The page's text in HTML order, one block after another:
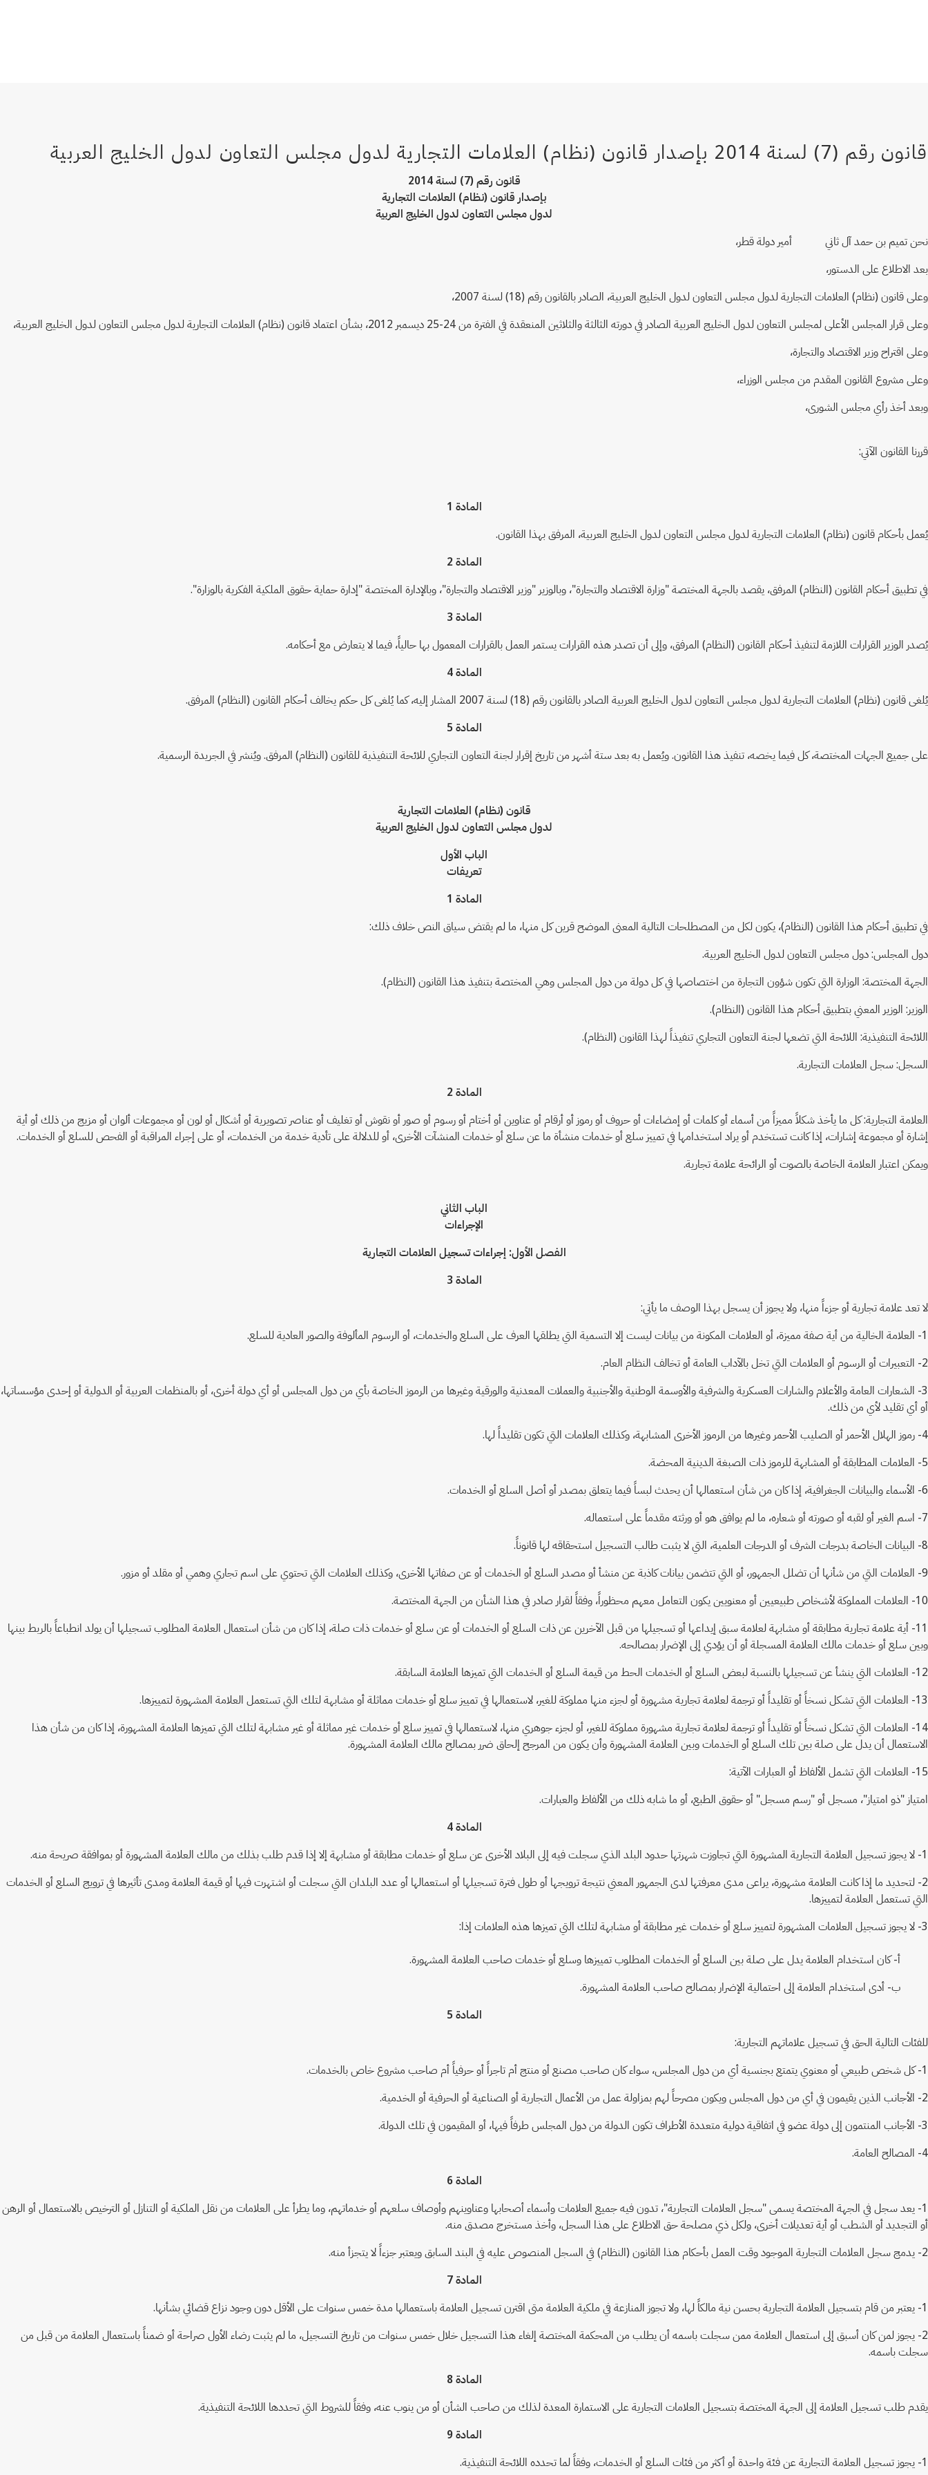
قانون رقم (7) لسنة 2014
بإصدار قانون (نظام) العلامات التجارية
لدول مجلس التعاون لدول الخليج العربية
نحن تميم بن حمد آل ثاني أمير دولة قطر،
بعد الاطلاع على الدستور،
وعلى قانون (نظام) العلامات التجارية لدول مجلس التعاون لدول الخليج العربية، الصادر بالقانون رقم (18) لسنة 2007،
وعلى قرار المجلس الأعلى لمجلس التعاون لدول الخليج العربية الصادر في دورته الثالثة والثلاثين المنعقدة في الفترة من 24-25 ديسمبر 2012، بشأن اعتماد قانون (نظام) العلامات التجارية لدول مجلس التعاون لدول الخليج العربية،
وعلى اقتراح وزير الاقتصاد والتجارة،
وعلى مشروع القانون المقدم من مجلس الوزراء،
وبعد أخذ رأي مجلس الشورى،
قررنا القانون الآتي:
المادة 1
يُعمل بأحكام قانون (نظام) العلامات التجارية لدول مجلس التعاون لدول الخليج العربية، المرفق بهذا القانون.
المادة 2
في تطبيق أحكام القانون (النظام) المرفق، يقصد بالجهة المختصة "وزارة الاقتصاد والتجارة"، وبالوزير "وزير الاقتصاد والتجارة"، وبالإدارة المختصة "إدارة حماية حقوق الملكية الفكرية بالوزارة".
المادة 3
يُصدر الوزير القرارات اللازمة لتنفيذ أحكام القانون (النظام) المرفق، وإلى أن تصدر هذه القرارات يستمر العمل بالقرارات المعمول بها حالياً، فيما لا يتعارض مع أحكامه.
المادة 4
يُلغى قانون (نظام) العلامات التجارية لدول مجلس التعاون لدول الخليج العربية الصادر بالقانون رقم (18) لسنة 2007 المشار إليه، كما يُلغى كل حكم يخالف أحكام القانون (النظام) المرفق.
المادة 5
على جميع الجهات المختصة، كل فيما يخصه، تنفيذ هذا القانون. ويُعمل به بعد ستة أشهر من تاريخ إقرار لجنة التعاون التجاري للائحة التنفيذية للقانون (النظام) المرفق. ويُنشر في الجريدة الرسمية.
قانون (نظام) العلامات التجارية
لدول مجلس التعاون لدول الخليج العربية
الباب الأول
تعريفات
المادة 1
في تطبيق أحكام هذا القانون (النظام)، يكون لكل من المصطلحات التالية المعنى الموضح قرين كل منها، ما لم يقتض سياق النص خلاف ذلك:
دول المجلس: دول مجلس التعاون لدول الخليج العربية.
الجهة المختصة: الوزارة التي تكون شؤون التجارة من اختصاصها في كل دولة من دول المجلس وهي المختصة بتنفيذ هذا القانون (النظام).
الوزير: الوزير المعني بتطبيق أحكام هذا القانون (النظام).
اللائحة التنفيذية: اللائحة التي تضعها لجنة التعاون التجاري تنفيذاً لهذا القانون (النظام).
السجل: سجل العلامات التجارية.
المادة 2
العلامة التجارية: كل ما يأخذ شكلاً مميزاً من أسماء أو كلمات أو إمضاءات أو حروف أو رموز أو أرقام أو عناوين أو أختام أو رسوم أو صور أو نقوش أو تغليف أو عناصر تصويرية أو أشكال أو لون أو مجموعات ألوان أو مزيج من ذلك أو أية
إشارة أو مجموعة إشارات، إذا كانت تستخدم أو يراد استخدامها في تمييز سلع أو خدمات منشأة ما عن سلع أو خدمات المنشآت الأخرى، أو للدلالة على تأدية خدمة من الخدمات، أو على إجراء المراقبة أو الفحص للسلع أو الخدمات.
ويمكن اعتبار العلامة الخاصة بالصوت أو الرائحة علامة تجارية.
الباب الثاني
الإجراءات
الفصل الأول: إجراءات تسجيل العلامات التجارية
المادة 3
لا تعد علامة تجارية أو جزءاً منها، ولا يجوز أن يسجل بهذا الوصف ما يأتي:
1- العلامة الخالية من أية صفة مميزة، أو العلامات المكونة من بيانات ليست إلا التسمية التي يطلقها العرف على السلع والخدمات، أو الرسوم المألوفة والصور العادية للسلع.
2- التعبيرات أو الرسوم أو العلامات التي تخل بالآداب العامة أو تخالف النظام العام.
3- الشعارات العامة والأعلام والشارات العسكرية والشرفية والأوسمة الوطنية والأجنبية والعملات المعدنية والورقية وغيرها من الرموز الخاصة بأي من دول المجلس أو أي دولة أخرى، أو بالمنظمات العربية أو الدولية أو إحدى مؤسساتها،
أو أي تقليد لأي من ذلك.
4- رموز الهلال الأحمر أو الصليب الأحمر وغيرها من الرموز الأخرى المشابهة، وكذلك العلامات التي تكون تقليداً لها.
5- العلامات المطابقة أو المشابهة للرموز ذات الصبغة الدينية المحضة.
6- الأسماء والبيانات الجغرافية، إذا كان من شأن استعمالها أن يحدث لبساً فيما يتعلق بمصدر أو أصل السلع أو الخدمات.
7- اسم الغير أو لقبه أو صورته أو شعاره، ما لم يوافق هو أو ورثته مقدماً على استعماله.
8- البيانات الخاصة بدرجات الشرف أو الدرجات العلمية، التي لا يثبت طالب التسجيل استحقاقه لها قانوناً.
9- العلامات التي من شأنها أن تضلل الجمهور، أو التي تتضمن بيانات كاذبة عن منشأ أو مصدر السلع أو الخدمات أو عن صفاتها الأخرى، وكذلك العلامات التي تحتوي على اسم تجاري وهمي أو مقلد أو مزور.
10- العلامات المملوكة لأشخاص طبيعيين أو معنويين يكون التعامل معهم محظوراً، وفقاً لقرار صادر في هذا الشأن من الجهة المختصة.
11- أية علامة تجارية مطابقة أو مشابهة لعلامة سبق إيداعها أو تسجيلها من قبل الآخرين عن ذات السلع أو الخدمات أو عن سلع أو خدمات ذات صلة، إذا كان من شأن استعمال العلامة المطلوب تسجيلها أن يولد انطباعاً بالربط بينها
وبين سلع أو خدمات مالك العلامة المسجلة أو أن يؤدي إلى الإضرار بمصالحه.
12- العلامات التي ينشأ عن تسجيلها بالنسبة لبعض السلع أو الخدمات الحط من قيمة السلع أو الخدمات التي تميزها العلامة السابقة.
13- العلامات التي تشكل نسخاً أو تقليداً أو ترجمة لعلامة تجارية مشهورة أو لجزء منها مملوكة للغير، لاستعمالها في تمييز سلع أو خدمات مماثلة أو مشابهة لتلك التي تستعمل العلامة المشهورة لتمييزها.
14- العلامات التي تشكل نسخاً أو تقليداً أو ترجمة لعلامة تجارية مشهورة مملوكة للغير، أو لجزء جوهري منها، لاستعمالها في تمييز سلع أو خدمات غير مماثلة أو غير مشابهة لتلك التي تميزها العلامة المشهورة، إذا كان من شأن هذا
الاستعمال أن يدل على صلة بين تلك السلع أو الخدمات وبين العلامة المشهورة وأن يكون من المرجح إلحاق ضرر بمصالح مالك العلامة المشهورة.
15- العلامات التي تشمل الألفاظ أو العبارات الآتية:
امتياز "ذو امتياز"، مسجل أو "رسم مسجل" أو حقوق الطبع، أو ما شابه ذلك من الألفاظ والعبارات.
المادة 4
1- لا يجوز تسجيل العلامة التجارية المشهورة التي تجاوزت شهرتها حدود البلد الذي سجلت فيه إلى البلاد الأخرى عن سلع أو خدمات مطابقة أو مشابهة إلا إذا قدم طلب بذلك من مالك العلامة المشهورة أو بموافقة صريحة منه.
2- لتحديد ما إذا كانت العلامة مشهورة، يراعى مدى معرفتها لدى الجمهور المعني نتيجة ترويجها أو طول فترة تسجيلها أو استعمالها أو عدد البلدان التي سجلت أو اشتهرت فيها أو قيمة العلامة ومدى تأثيرها في ترويج السلع أو الخدمات
التي تستعمل العلامة لتمييزها.
3- لا يجوز تسجيل العلامات المشهورة لتمييز سلع أو خدمات غير مطابقة أو مشابهة لتلك التي تميزها هذه العلامات إذا:
أ- كان استخدام العلامة يدل على صلة بين السلع أو الخدمات المطلوب تمييزها وسلع أو خدمات صاحب العلامة المشهورة.
ب- أدى استخدام العلامة إلى احتمالية الإضرار بمصالح صاحب العلامة المشهورة.
المادة 5
للفئات التالية الحق في تسجيل علاماتهم التجارية:
1- كل شخص طبيعي أو معنوي يتمتع بجنسية أي من دول المجلس، سواء كان صاحب مصنع أو منتج أم تاجراً أو حرفياً أم صاحب مشروع خاص بالخدمات.
2- الأجانب الذين يقيمون في أي من دول المجلس ويكون مصرحاً لهم بمزاولة عمل من الأعمال التجارية أو الصناعية أو الحرفية أو الخدمية.
3- الأجانب المنتمون إلى دولة عضو في اتفاقية دولية متعددة الأطراف تكون الدولة من دول المجلس طرفاً فيها، أو المقيمون في تلك الدولة.
4- المصالح العامة.
المادة 6
1- يعد سجل في الجهة المختصة يسمى "سجل العلامات التجارية"، تدون فيه جميع العلامات وأسماء أصحابها وعناوينهم وأوصاف سلعهم أو خدماتهم، وما يطرأ على العلامات من نقل الملكية أو التنازل أو الترخيص بالاستعمال أو الرهن
أو التجديد أو الشطب أو أية تعديلات أخرى، ولكل ذي مصلحة حق الاطلاع على هذا السجل، وأخذ مستخرج مصدق منه.
2- يدمج سجل العلامات التجارية الموجود وقت العمل بأحكام هذا القانون (النظام) في السجل المنصوص عليه في البند السابق ويعتبر جزءاً لا يتجزأ منه.
المادة 7
1- يعتبر من قام بتسجيل العلامة التجارية بحسن نية مالكاً لها، ولا تجوز المنازعة في ملكية العلامة متى اقترن تسجيل العلامة باستعمالها مدة خمس سنوات على الأقل دون وجود نزاع قضائي بشأنها.
2- يجوز لمن كان أسبق إلى استعمال العلامة ممن سجلت باسمه أن يطلب من المحكمة المختصة إلغاء هذا التسجيل خلال خمس سنوات من تاريخ التسجيل، ما لم يثبت رضاء الأول صراحة أو ضمناً باستعمال العلامة من قبل من
سجلت باسمه.
المادة 8
يقدم طلب تسجيل العلامة إلى الجهة المختصة بتسجيل العلامات التجارية على الاستمارة المعدة لذلك من صاحب الشأن أو من ينوب عنه، وفقاً للشروط التي تحددها اللائحة التنفيذية.
المادة 9
1- يجوز تسجيل العلامة التجارية عن فئة واحدة أو أكثر من فئات السلع أو الخدمات، وفقاً لما تحدده اللائحة التنفيذية.